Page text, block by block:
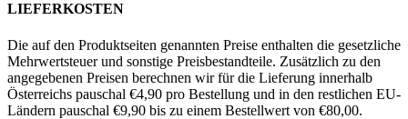
LIEFERKOSTEN
Die auf den Produktseiten genannten Preise enthalten die gesetzliche
Mehrwertsteuer und sonstige Preisbestandteile. Zusätzlich zu den
angegebenen Preisen berechnen wir für die Lieferung innerhalb
Österreichs pauschal €4,90 pro Bestellung und in den restlichen EU-
Ländern pauschal €9,90 bis zu einem Bestellwert von €80,00.